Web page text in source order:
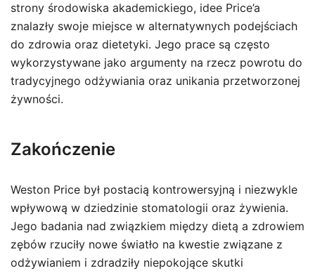
strony środowiska akademickiego, idee Price’a
znalazły swoje miejsce w alternatywnych podejściach
do zdrowia oraz dietetyki. Jego prace są często
wykorzystywane jako argumenty na rzecz powrotu do
tradycyjnego odżywiania oraz unikania przetworzonej
żywności.
Zakończenie
Weston Price był postacią kontrowersyjną i niezwykle
wpływową w dziedzinie stomatologii oraz żywienia.
Jego badania nad związkiem między dietą a zdrowiem
zębów rzuciły nowe światło na kwestie związane z
odżywianiem i zdradziły niepokojące skutki